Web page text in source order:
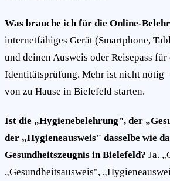
Was brauche ich für die Online-
internetfähiges Gerät (Smartphone,
und deinen Ausweis oder Reisepass für
Identitätsprüfung. Mehr ist nicht nötig
von zu Hause in Bielefeld starten.
Ist die „Hygienebelehrung", der
der „Hygieneausweis" dasselbe wie
Gesundheitszeugnis in Bielefeld? Ja.
„Gesundheitsausweis",